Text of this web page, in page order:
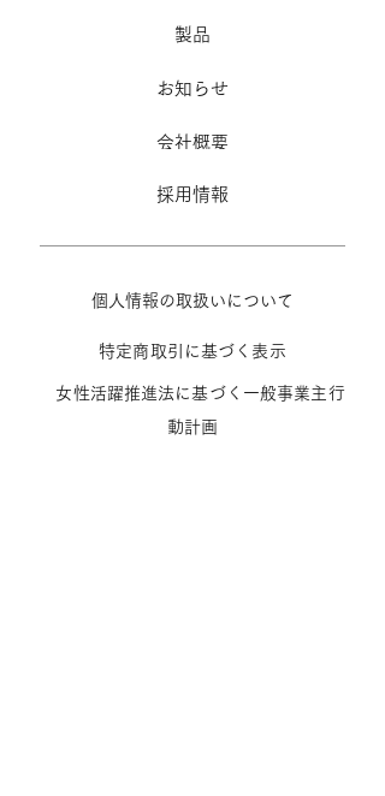
製品
お知らせ
​会社概要
採用情報
個人情報の取扱いに ついて
特定商取引に基づ く 表示
女性活躍推進法に基づく一般事業主行
動計画